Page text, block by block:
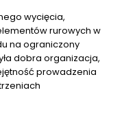
wycięcia,
rurowych w
na ograniczony
dobra organizacja,
prowadzenia